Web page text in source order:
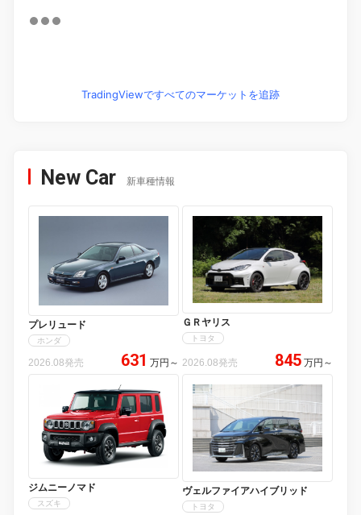
TradingViewですべてのマーケットを追跡
New Car 新車種情報
プレリュード
ホンダ
2026.08発売 631 万円 ～
ＧＲヤリス
トヨタ
2026.08発売 845 万円 ～
ジムニーノマド
スズキ
ヴェルファイアハイブリッド
トヨタ